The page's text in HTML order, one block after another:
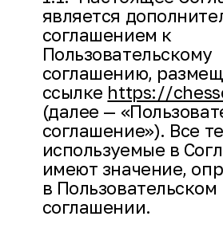
является
соглашением к
Пользовательскому
соглашению,
ссылке https://
(далее —
соглашение»). Все
используемые в
имеют значение,
в Пользовательском
соглашении.